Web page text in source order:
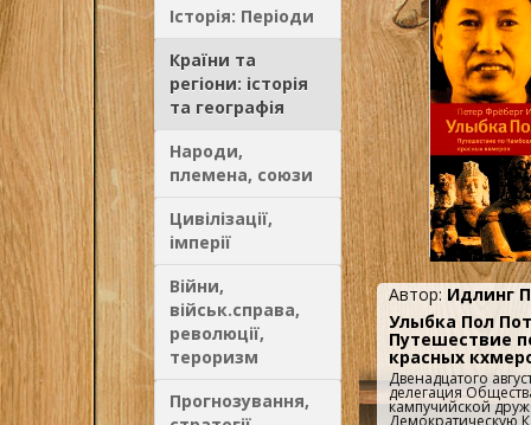
Історія: Періоди
Країни та
регіони: історія
та географія
Народи,
племена, союзи
Цивілізації,
імперії
Війни,
військ.справа,
революції,
тероризм
Прогнозування,
Автор: Идлинг
Улыбка Пол
Путешествие
красных
Двенадцатого
делегация
кампучийской
Демократическую